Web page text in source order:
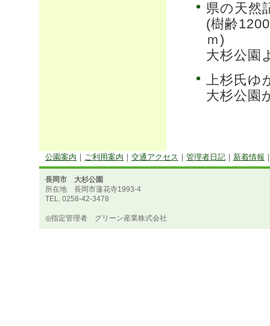
県の天然
(樹齢
ｍ)
大杉公園
上杉氏ゆ
大杉公園
公園案内 ｜ ご利用案内 ｜ 交通アクセス ｜ 管理者日記 ｜ 新着情報
長岡市 大杉公園
所在地 長岡市蓮花寺1993-4
TEL. 0258-42-3478
◎指定管理者 グリーン産業株式会社